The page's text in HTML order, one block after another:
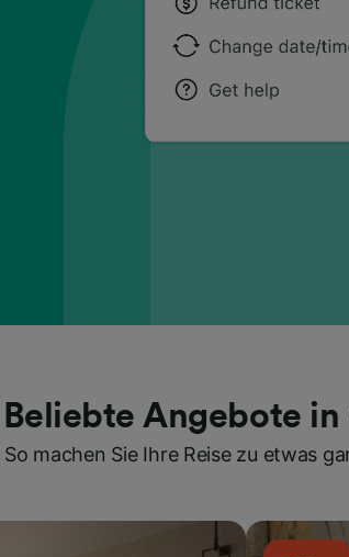
Beliebte Angebote
So machen Sie Ihre Reise zu etwas